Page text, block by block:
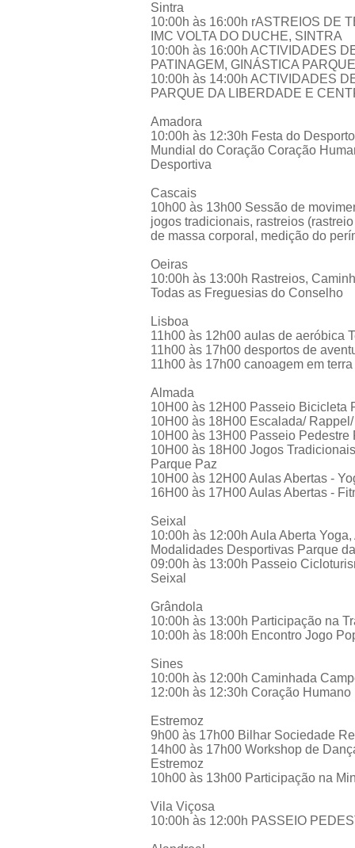
Sintra
10:00h às 16:00h rASTREIOS DE
IMC VOLTA DO DUCHE, SINTRA
10:00h às 16:00h ACTIVIDADES
PATINAGEM, GINÁSTICA
10:00h às 14:00h ACTIVIDADES
PARQUE DA LIBERDADE E
Amadora
10:00h às 12:30h Festa do
Mundial do Coração Coração
Desportiva
Cascais
10h00 às 13h00 Sessão de
jogos tradicionais, rastreios
de massa corporal, medição do
Oeiras
10:00h às 13:00h Rastreios,
Todas as Freguesias do Conselho
Lisboa
11h00 às 12h00 aulas de aeróbica
11h00 às 17h00 desportos de
11h00 às 17h00 canoagem em
Almada
10H00 às 12H00 Passeio Bicicleta
10H00 às 18H00 Escalada/
10H00 às 13H00 Passeio Pedestre
10H00 às 18H00 Jogos
Parque Paz
10H00 às 12H00 Aulas Abertas -
16H00 às 17H00 Aulas Abertas -
Seixal
10:00h às 12:00h Aula Aberta
Modalidades Desportivas Parque
09:00h às 13:00h Passeio
Seixal
Grândola
10:00h às 13:00h Participação na
10:00h às 18:00h Encontro Jogo
Sines
10:00h às 12:00h Caminhada
12:00h às 12:30h Coração Humano
Estremoz
9h00 às 17h00 Bilhar Sociedade
14h00 às 17h00 Workshop de
Estremoz
10h00 às 13h00 Participação na
Vila Viçosa
10:00h às 12:00h PASSEIO